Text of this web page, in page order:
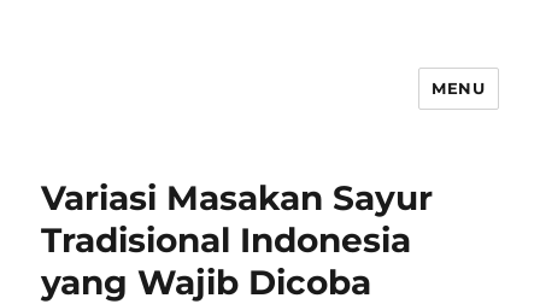
MENU
Variasi Masakan Sayur
Tradisional Indonesia
yang Wajib Dicoba